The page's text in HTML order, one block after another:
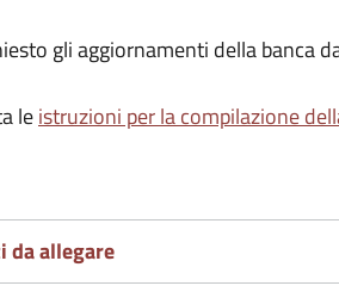
gli aggiornamenti della banca
leistruzioni per la compilazione
da allegare